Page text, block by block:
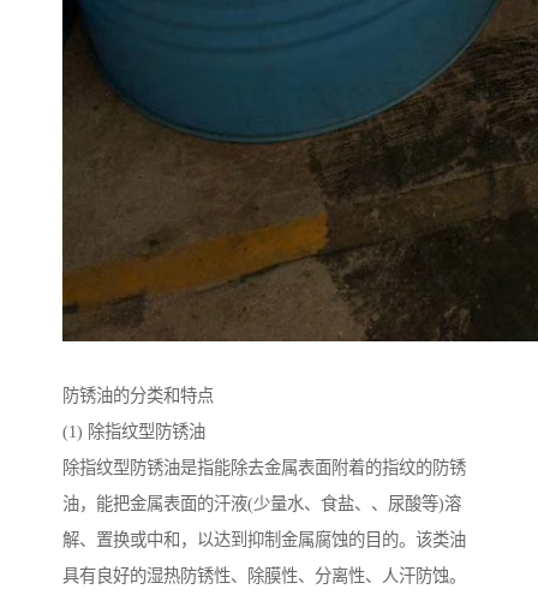
防锈油的分类和特点
(1) 除指纹型防锈油
除指纹型防锈油是指能除去金属表面附着的指纹的防锈
油，能把金属表面的汗液(少量水、食盐、、尿酸等)溶
解、置换或中和，以达到抑制金属腐蚀的目的。该类油
具有良好的湿热防锈性、除膜性、分离性、人汗防蚀。